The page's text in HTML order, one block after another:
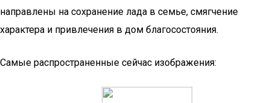
направлены на сохранение лада в семье, смягчение
характера и привлечения в дом благосостояния.
Самые распространенные сейчас изображения: